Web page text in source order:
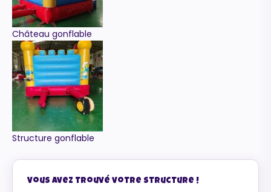
Château gonflable
Structure gonflable
Vous avez trouvé votre structure !